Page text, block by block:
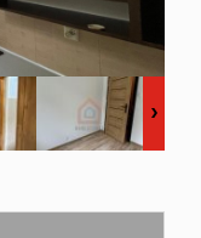
Usługi